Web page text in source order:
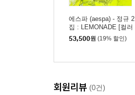
에스파 (aespa) - 정규 2
집 : LEMONADE [컬러
LP]
53,500원 (19% 할인)
회원리뷰 (0건)